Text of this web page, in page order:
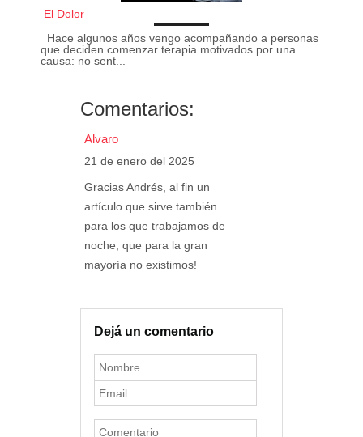
El Dolor
Hace algunos años vengo acompañando a personas
que deciden comenzar terapia motivados por una
causa: no sent...
Comentarios:
Alvaro
21 de enero del 2025
Gracias Andrés, al fin un
artículo que sirve también
para los que trabajamos de
noche, que para la gran
mayoría no existimos!
Dejá un comentario